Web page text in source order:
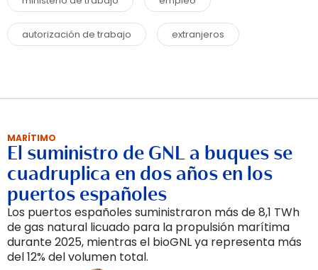
autorización de trabajo extranjeros
MARÍTIMO
El suministro de GNL a buques se
cuadruplica en dos años en los
puertos españoles
Los puertos españoles suministraron más de 8,1 TWh
de gas natural licuado para la propulsión marítima
durante 2025, mientras el bioGNL ya representa más
del 12% del volumen total.